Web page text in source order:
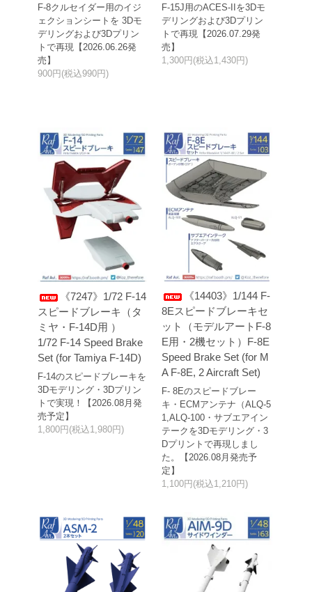
F-8クルセイダー用のイジ
ェクションシートを 3Dモ
デリングおよび3Dプリン
トで再現【2026.06.26発
売】
900円(税込990円)
F-15J用のACES-IIを3Dモ
デリングおよび3Dプリン
トで再現【2026.07.29発
売】
1,300円(税込1,430円)
《7247》1/72 F-14
スピードブレーキ（タ
ミヤ・F-14D用 ）
1/72 F-14 Speed Brake
Set (for Tamiya F-14D)
F-14のスピードブレーキを
3Dモデリング・3Dプリン
トで実現！【2026.08月発
売予定】
1,800円(税込1,980円)
《14403》1/144 F-
8Eスピードブレーキセ
ット（モデルアートF-8
E用・2機セット）F-8E
Speed Brake Set (for M
A F-8E, 2 Aircraft Set)
F- 8Eのスピードブレー
キ・ECMアンテナ（ALQ-5
1,ALQ-100・サブエアイン
テークを3Dモデリング・3
Dプリントで再現しまし
た。【2026.08月発売予
定】
1,100円(税込1,210円)